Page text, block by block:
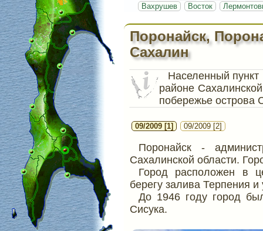
Вахрушев
Восток
Поронайск,
Сахалин
Населенный пункт
районе
побережье острова
09/2009 [1] 09/2009 [2]
Поронайск -
Сахалинской области.
Город расположен в
берегу залива Терпения
До 1946 году город
Сисука.